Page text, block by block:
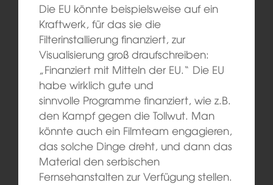
Die EU könnte beispielsweise auf ein
Kraftwerk, für das sie die
Filterinstallierung finanziert, zur
Visualisierung groß draufschreiben:
„Finanziert mit Mitteln der EU.“ Die EU
habe wirklich gute und
sinnvolle Programme finanziert, wie z.B.
den Kampf gegen die Tollwut. Man
könnte auch ein Filmteam engagieren,
das solche Dinge dreht, und dann das
Material den serbischen
Fernsehanstalten zur Verfügung stellen.